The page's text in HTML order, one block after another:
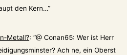
den Kern…”
Metall?: “@ Conan65: Wer ist Herr
Ach ne, ein Oberst